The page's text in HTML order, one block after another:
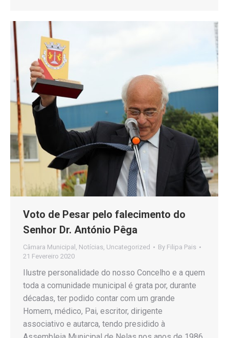
Voto de Pesar pelo falecimento do
Senhor Dr. António Pêga
Câmara Municipal Notícias Uncategorized By Filipa Pais
21 Fevereiro 2020
Ilustre personalidade do nosso Concelho e a quem
toda a comunidade municipal é grata por, durante
décadas, ter podido contar com um grande
Homem, médico, Pai, escritor, dirigente
associativo e autarca, tendo presidido à